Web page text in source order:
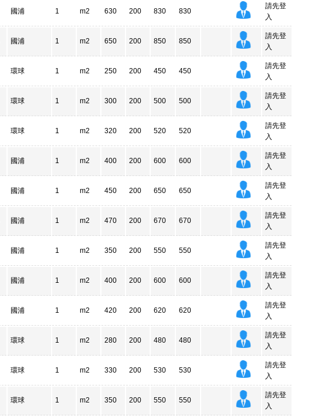
國浦 1 m2 630 200 830 830
請先登
入
國浦 1 m2 650 200 850 850
請先登
入
環球 1 m2 250 200 450 450
請先登
入
環球 1 m2 300 200 500 500
請先登
入
環球 1 m2 320 200 520 520
請先登
入
國浦 1 m2 400 200 600 600
請先登
入
國浦 1 m2 450 200 650 650
請先登
入
國浦 1 m2 470 200 670 670
請先登
入
國浦 1 m2 350 200 550 550
請先登
入
國浦 1 m2 400 200 600 600
請先登
入
國浦 1 m2 420 200 620 620
請先登
入
環球 1 m2 280 200 480 480
請先登
入
環球 1 m2 330 200 530 530
請先登
入
環球 1 m2 350 200 550 550
請先登
入